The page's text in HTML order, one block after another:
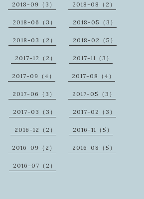
2018-09（3） 2018-08（2）
2018-06（3） 2018-05（3）
2018-03（2） 2018-02（5）
2017-12（2） 2017-11（3）
2017-09（4） 2017-08（4）
2017-06（3） 2017-05（3）
2017-03（3） 2017-02（3）
2016-12（2） 2016-11（5）
2016-09（2） 2016-08（5）
2016-07（2）